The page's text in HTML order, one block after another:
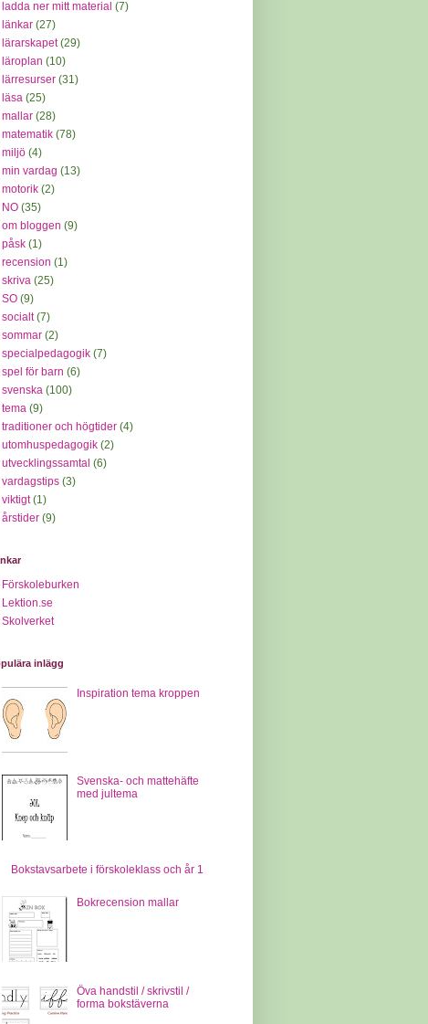
ladda ner mitt material (7)
länkar (27)
lärarskapet (29)
läroplan (10)
lärresurser (31)
läsa (25)
mallar (28)
matematik (78)
miljö (4)
min vardag (13)
motorik (2)
NO (35)
om bloggen (9)
påsk (1)
recension (1)
skriva (25)
SO (9)
socialt (7)
sommar (2)
specialpedagogik (7)
spel för barn (6)
svenska (100)
tema (9)
traditioner och högtider (4)
utomhuspedagogik (2)
utvecklingssamtal (6)
vardagstips (3)
viktigt (1)
årstider (9)
Förskoleburken
Lektion.se
Skolverket
inlägg
Inspiration tema kroppen
Svenska- och mattehäfte
med jultema
Bokstavsarbete i förskoleklass och år 1
Bokrecension mallar
Öva handstil / skrivstil /
forma bokstäverna